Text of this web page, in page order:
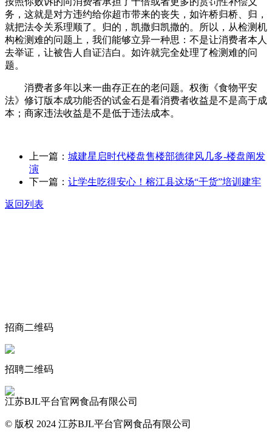
务，这就是对方违约给你超市带来的丧失，如许桥归桥、归，
就把法令关系理顺了。归的，凯撒归凯撒的。所以，从检测机
构检测难的问题上，我们能够立异一种思：不是让消费者本人
去举证，让被告人自证洁白。如许就完全处理了检测难的问
题。
消费者多年以来一曲存正在的老问题。权衡《食物平安
法》修订版本成功能否的试金石是看消费者收益是不是高于成
本；商家违法收益是不是低于违法成本。
上一篇： 城建星启时代楼盘售楼部德律风几多-楼盘阐发
演
下一篇： 让学生吃得安心！榕江县这场“干货”培训建牢
返回列表
招商二维码
招聘二维码
江苏BJL平台官网食品有限公司
© 版权 2024 江苏BJL平台官网食品有限公司